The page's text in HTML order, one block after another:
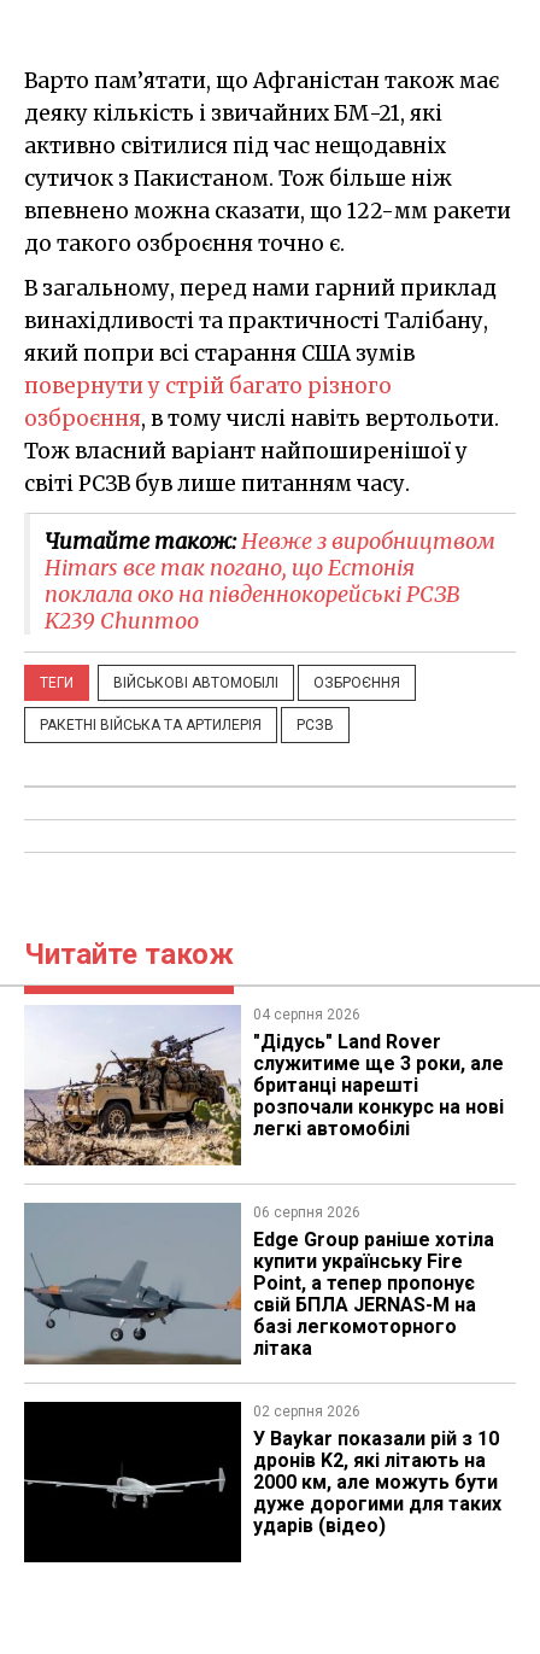
Варто пам’ятати, що Афганістан також має
деяку кількість і звичайних БМ-21, які
активно світилися під час нещодавніх
сутичок з Пакистаном. Тож більше ніж
впевнено можна сказати, що 122-мм ракети
до такого озброєння точно є.
В загальному, перед нами гарний приклад
винахідливості та практичності Талібану,
який попри всі старання США зумів
повернути у стрій багато різного
озброєння, в тому числі навіть вертольоти.
Тож власний варіант найпоширенішої у
світі РСЗВ був лише питанням часу.
Читайте також:Невже з виробництвом
Himars все так погано, що Естонія
поклала око на південнокорейські РСЗВ
K239 Chunmoo
ТЕГИ ВІЙСЬКОВІ АВТОМОБІЛІ ОЗБРОЄННЯ
РАКЕТНІ ВІЙСЬКА ТА АРТИЛЕРІЯ РСЗВ
Читайте також
04 серпня 2026
"Дідусь" Land Rover
служитиме ще 3 роки, але
британці нарешті
розпочали конкурс на нові
легкі автомобілі
06 серпня 2026
Edge Group раніше хотіла
купити українську Fire
Point, а тепер пропонує
свій БПЛА JERNAS-M на
базі легкомоторного
літака
02 серпня 2026
У Baykar показали рій з 10
дронів K2, які літають на
2000 км, але можуть бути
дуже дорогими для таких
ударів (відео)